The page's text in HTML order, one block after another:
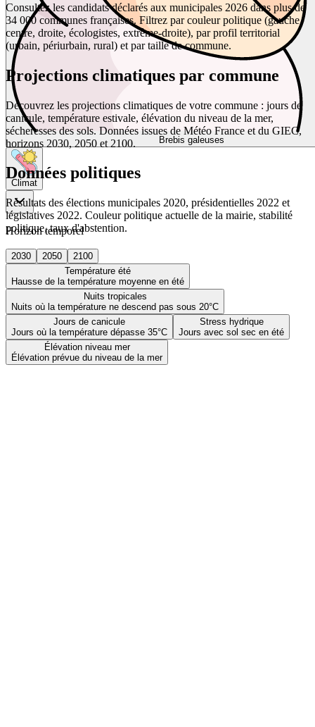
Brebis galeuses
Climat
Horizon temporel
2030 2050
2100
Température été
Hausse de la température moyenne en été
Nuits tropicales
Nuits où la température ne descend pas sous 20°C
Jours de canicule
Jours où la température dépasse 35°C
Stress hydrique
Jours avec sol sec en été
Élévation niveau mer
Élévation prévue du niveau de la mer
Consultez les candidats déclarés aux municipales 2026 dans plus de
34 000 communes françaises. Filtrez par couleur politique (gauche,
centre, droite, écologistes, extrême-droite), par profil territorial
(urbain, périurbain, rural) et par taille de commune.
Projections climatiques par commune
Découvrez les projections climatiques de votre commune : jours de
canicule, température estivale, élévation du niveau de la mer,
sécheresses des sols. Données issues de Météo France et du GIEC,
horizons 2030, 2050 et 2100.
Données politiques
Résultats des élections municipales 2020, présidentielles 2022 et
législatives 2022. Couleur politique actuelle de la mairie, stabilité
politique, taux d'abstention.